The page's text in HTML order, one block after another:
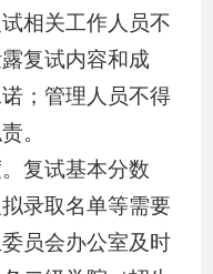
相关工作人员不
复试内容和成
；管理人员不得
。
。复试基本分数
拟录取名单等需要
员会办公室及时